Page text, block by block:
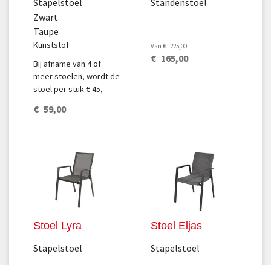
Stapelstoel
Zwart
Taupe
Kunststof
Bij afname van 4 of
meer stoelen, wordt de
stoel per stuk € 45,-
€ 59,00
Standenstoel
Van € 225,00
€ 165,00
Stoel Lyra
Stapelstoel
Stoel Eljas
Stapelstoel